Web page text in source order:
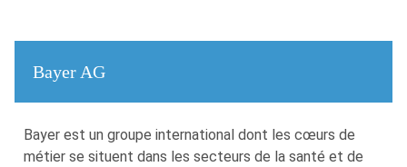
Bayer AG
Bayer est un groupe international dont les cœurs de
métier se situent dans les secteurs de la santé et de